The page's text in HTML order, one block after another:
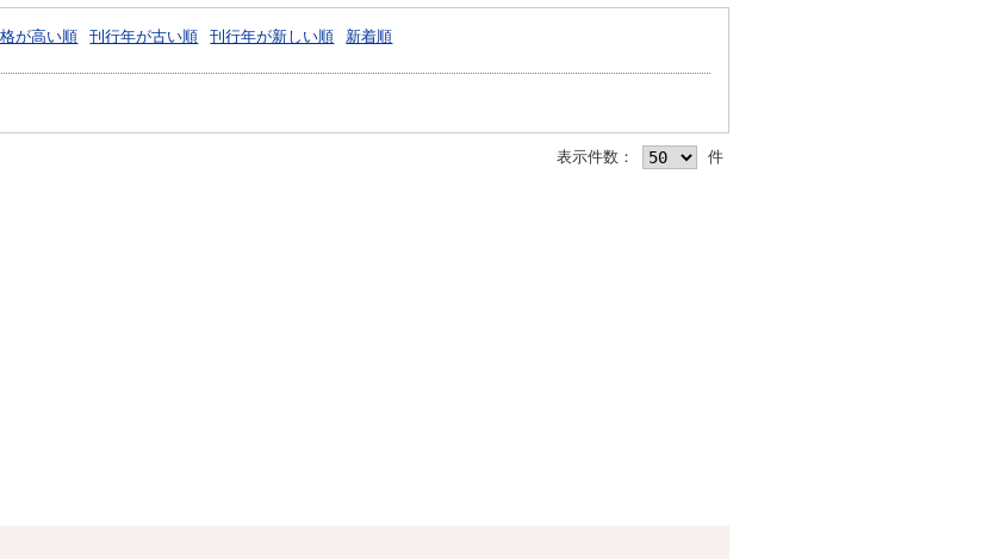
が高い順 刊行年が古い順 刊行年が新しい順 新着順
表示件数： 件